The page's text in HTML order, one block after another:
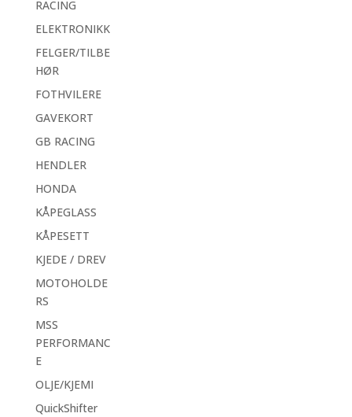
RACING
ELEKTRONIKK
FELGER/TILBE
HØR
FOTHVILERE
GAVEKORT
GB RACING
HENDLER
HONDA
KÅPEGLASS
KÅPESETT
KJEDE / DREV
MOTOHOLDE
RS
MSS
PERFORMANC
E
OLJE/KJEMI
QuickShifter